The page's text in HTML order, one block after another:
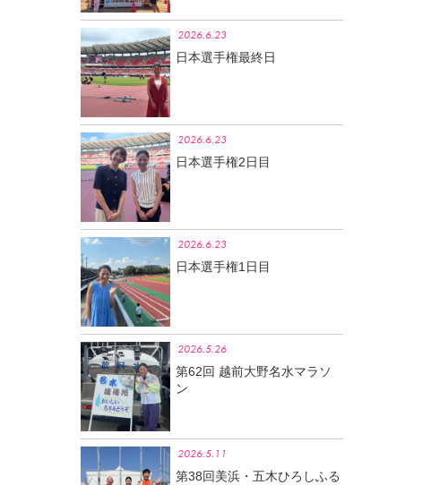
2026.6.23
日本選手権最終日
2026.6.23
日本選手権2日目
2026.6.23
日本選手権1日目
2026.5.26
第62回 越前大野名水マラソ
ン
2026.5.11
第38回美浜・五木ひろしふる